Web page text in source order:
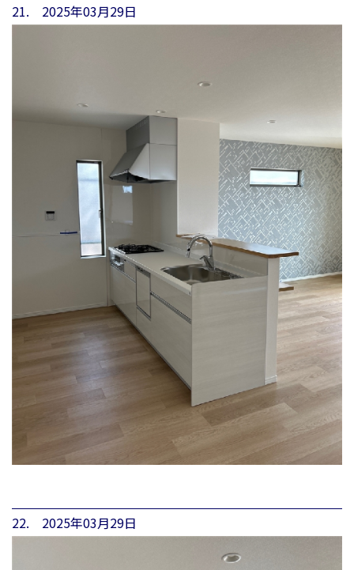
21. 2025年03月29日
22. 2025年03月29日